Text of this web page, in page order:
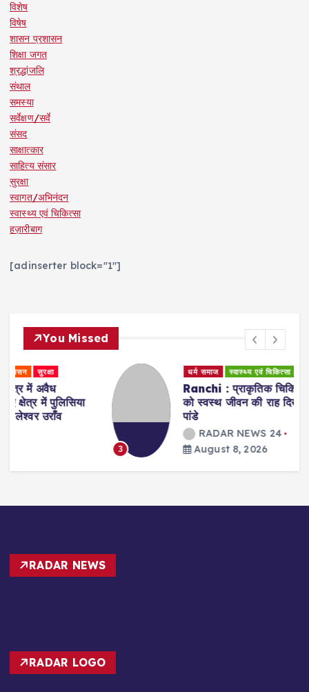
विशेष
विषेष
शासन प्रशासन
शिक्षा जगत
श्रद्धांजलि
संथाल
समस्या
सर्वेक्षण/सर्वे
संसद
साक्षात्कार
साहित्य संसार
सुरक्षा
स्वागत/अभिनंदन
स्वास्थ्य एवं चिकित्सा
हज़ारीबाग
[adinserter block="1"]
You Missed
धर्म समाज स्वास्थ्य एवं चिकित्सा
Ranchi : प्राकृतिक चिकित्सा के जरिए मरीजों
को स्वस्थ जीवन की राह दिखा रहीं डॉ. अरवशी
RADAR NEWS 24
August 8, 2026
RADAR NEWS
RADAR LOGO